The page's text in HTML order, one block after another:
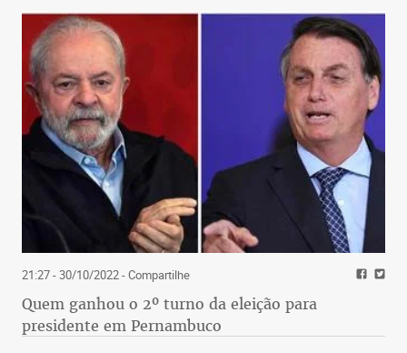
21:27 - 30/10/2022- Compartilhe
Quem ganhou o 2º turno da eleição para
presidente em Pernambuco